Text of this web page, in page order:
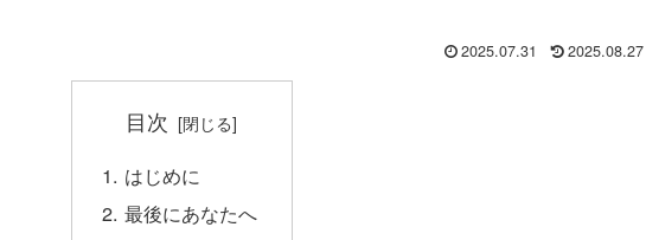
2025.07.31 2025.08.27
目次
はじめに
最後にあなたへ